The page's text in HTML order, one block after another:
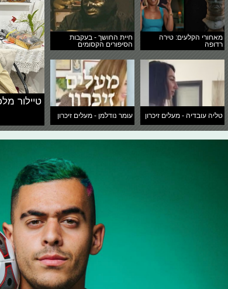
מאחורי הקלעים: טירה
רדופה
חיית החושך - בעקבות
הסיפורים הקסומים
טליה עובדיה - מעלים זיכרון עומר נודלמן - מעלים זיכרון
טיילור